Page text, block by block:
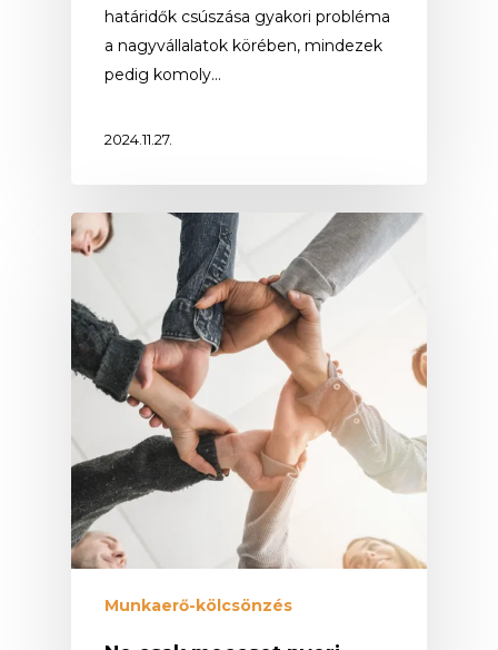
határidők csúszása gyakori probléma
a nagyvállalatok körében, mindezek
pedig komoly…
2024.11.27.
Munkaerő-kölcsönzés